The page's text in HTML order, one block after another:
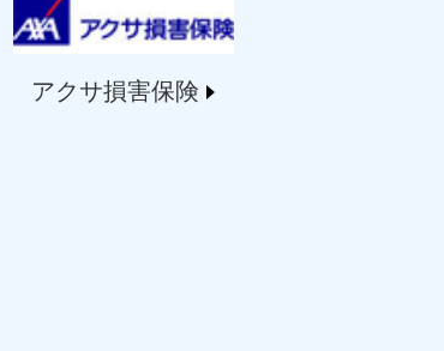
アクサ損害保険